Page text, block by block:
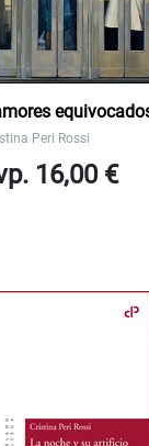
Peri Rossi
16,00 €